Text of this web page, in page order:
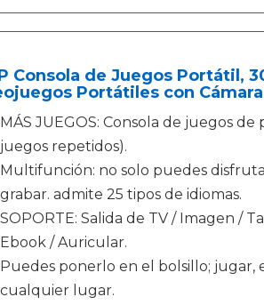
Consola de Juegos Portátil,
Portátiles con
MÁS JUEGOS: Consola de juegos
juegos repetidos).
Multifunción: no solo puedes
grabar. admite 25 tipos de idiomas.
SOPORTE: Salida de TV / Imagen /
Ebook / Auricular.
Puedes ponerlo en el bolsillo;
cualquier lugar.